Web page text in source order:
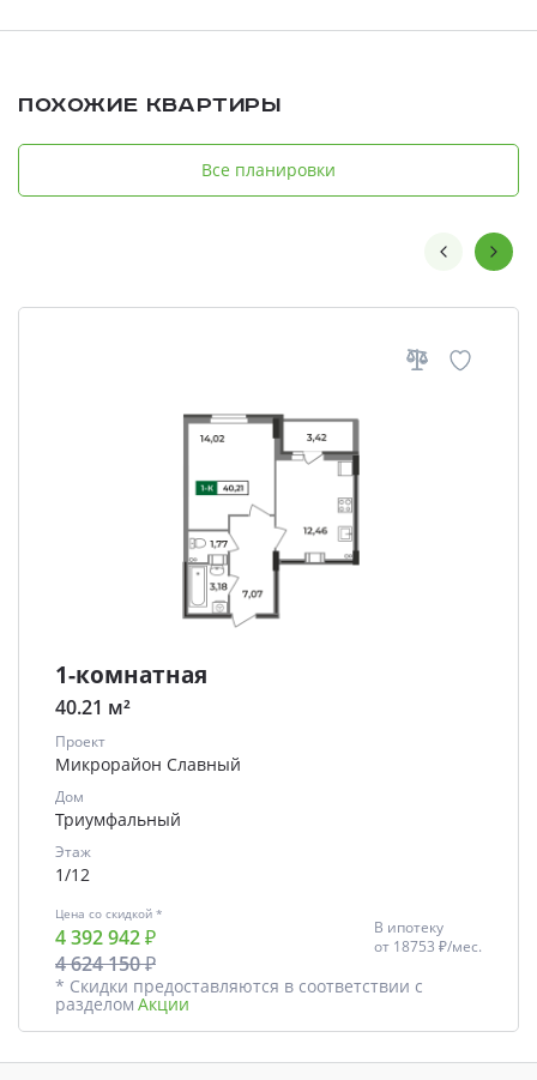
Похожие квартиры
Все планировки
1-комнатная
40.21 м²
Проект
Микрорайон Славный
Дом
Триумфальный
Этаж
1/12
Цена со скидкой *
4 392 942 ₽
4 624 150 ₽
В ипотеку
от 18753 ₽/мес.
* Скидки предоставляются в соответствии с
разделом Акции